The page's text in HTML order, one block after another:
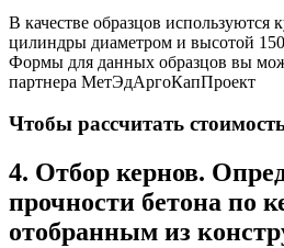
В качестве образцов
цилиндры диаметром и высотой
Формы для данных образцов вы
партнера МетЭдАргоКапПроект
Чтобы рассчитать
4. Отбор кернов.
прочности бетона по
отобранным из